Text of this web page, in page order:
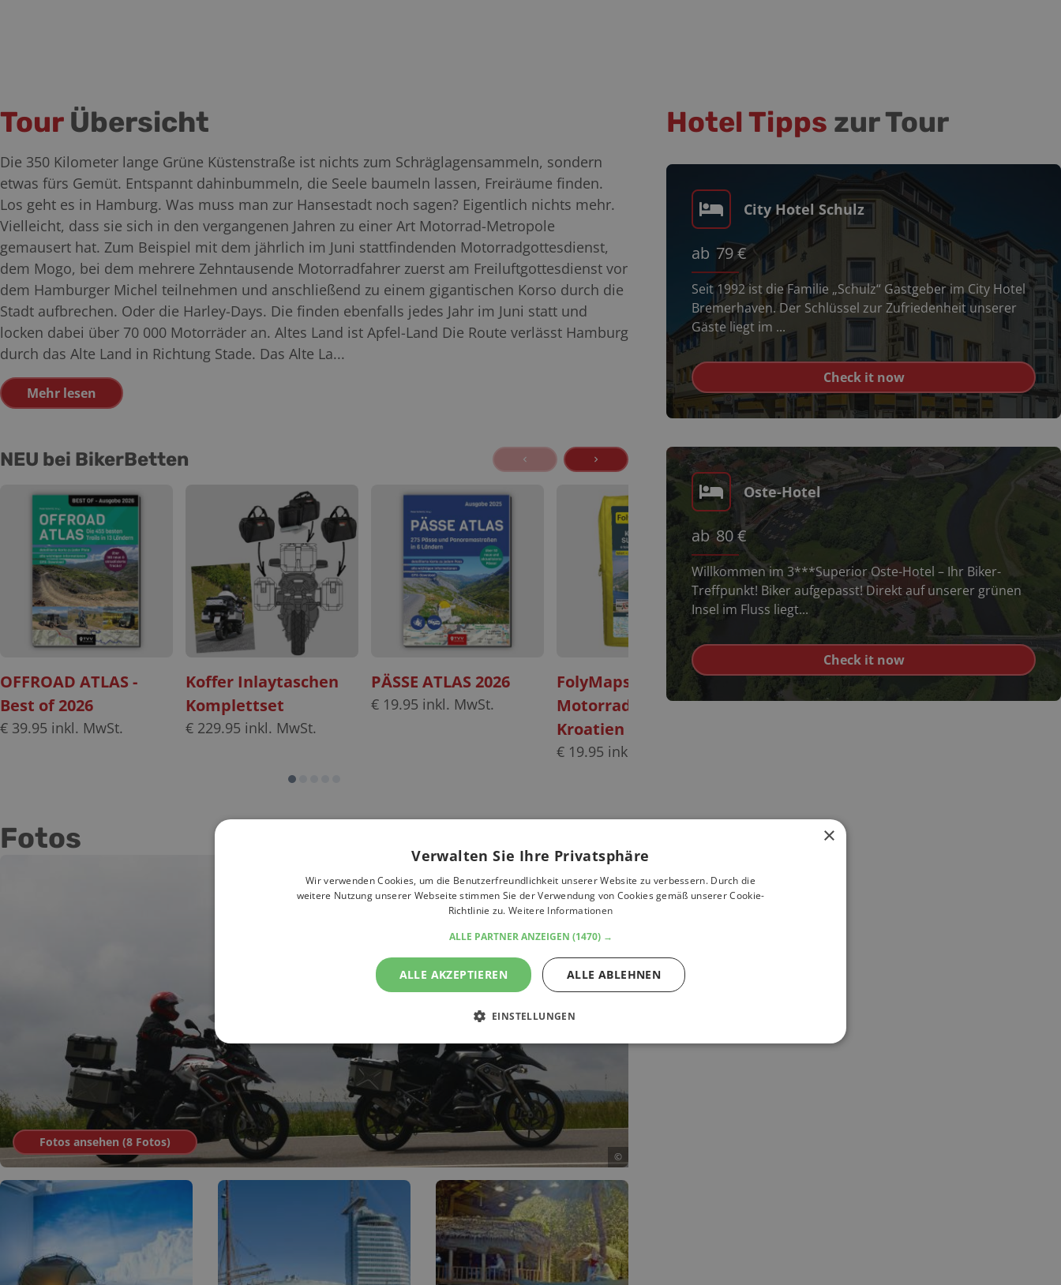
Tour Übersicht
Die 350 Kilometer lange Grüne Küstenstraße ist nichts zum Schräglagensammeln, sondern
etwas fürs Gemüt. Entspannt dahinbummeln, die Seele baumeln lassen, Freiräume finden.
Los geht es in Hamburg. Was muss man zur Hansestadt noch sagen? Eigentlich nichts mehr.
Vielleicht, dass sie sich in den vergangenen Jahren zu einer Art Motorrad-Metropole
gemausert hat. Zum Beispiel mit dem jährlich im Juni stattfindenden Motorradgottesdienst,
dem Mogo, bei dem mehrere Zehntausende Motorradfahrer zuerst am Freiluftgottesdienst vor
dem Hamburger Michel teilnehmen und anschließend zu einem gigantischen Korso durch die
Stadt aufbrechen. Oder die Harley-Days. Die finden ebenfalls jedes Jahr im Juni statt und
locken dabei über 70 000 Motorräder an. Altes Land ist Apfel-Land Die Route verlässt Hamburg
durch das Alte Land in Richtung Stade. Das Alte La...
Mehr lesen
NEU bei BikerBetten
OFFROAD ATLAS -
Best of 2026
€ 39.95 inkl. MwSt.
Koffer Inlaytaschen
Komplettset
€ 229.95 inkl. MwSt.
PÄSSE ATLAS 2026
€ 19.95 inkl. MwSt.
FolyMaps
Motorradkarten Set
Kroatien Slowenien
€ 19.95 inkl. MwSt.
FolyMap Route des
Grandes Alpes
Fotos
©
Fotos ansehen (8 Fotos)
Hotel Tipps zur Tour
City Hotel Schulz
ab 79€
Seit 1992 ist die Familie „Schulz“ Gastgeber im City Hotel
Bremerhaven. Der Schlüssel zur Zufriedenheit unserer
Gäste liegt im ...
Check it now
Oste-Hotel
ab 80€
Willkommen im 3***Superior Oste-Hotel – Ihr Biker-
Treffpunkt! Biker aufgepasst! Direkt auf unserer grünen
Insel im Fluss liegt...
Check it now
×
Verwalten Sie Ihre Privatsphäre
Wir verwenden Cookies, um die Benutzerfreundlichkeit unserer Website zu verbessern. Durch die
weitere Nutzung unserer Webseite stimmen Sie der Verwendung von Cookies gemäß unserer Cookie-
Richtlinie zu.Weitere Informationen
ALLE PARTNER ANZEIGEN (1470) →
ALLE AKZEPTIEREN ALLE ABLEHNEN
EINSTELLUNGEN